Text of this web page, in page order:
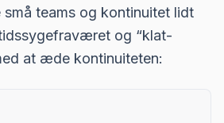
små teams og kontinuitet lidt
og “klat-
at æde kontinuiteten: